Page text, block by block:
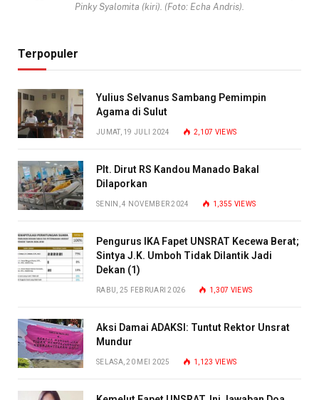
Pinky Syalomita (kiri). (Foto: Echa Andris).
Terpopuler
Yulius Selvanus Sambang Pemimpin
Agama di Sulut
JUMAT, 19 JULI 2024 2,107 VIEWS
Plt. Dirut RS Kandou Manado Bakal
Dilaporkan
SENIN, 4 NOVEMBER 2024 1,355 VIEWS
Pengurus IKA Fapet UNSRAT Kecewa Berat;
Sintya J.K. Umboh Tidak Dilantik Jadi
Dekan (1)
RABU, 25 FEBRUARI 2026 1,307 VIEWS
Aksi Damai ADAKSI: Tuntut Rektor Unsrat
Mundur
SELASA, 20 MEI 2025 1,123 VIEWS